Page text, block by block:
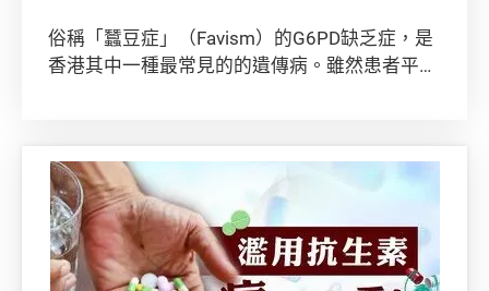
俗稱「蠶豆症」（Favism）的G6PD缺乏症，是
香港其中一種最常見的的遺傳病。雖然患者平日
患者溶血而致命！到底蠶豆症是一種甚麼樣的病
症？患者在日常生活有甚麼要注意？馬上帶大家
一起了解！